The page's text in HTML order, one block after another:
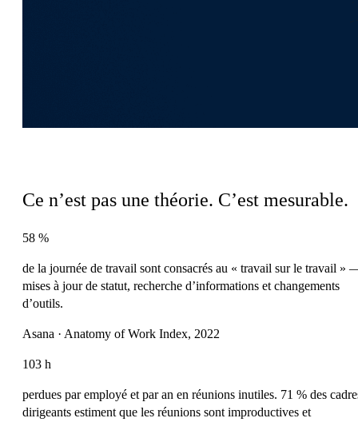
Ce n’est pas une théorie. C’est mesurable.
58 %
de la journée de travail sont consacrés au « travail sur le travail »
mises à jour de statut, recherche d’informations et changements
d’outils.
Asana · Anatomy of Work Index, 2022
103 h
perdues par employé et par an en réunions inutiles. 71 % des
dirigeants estiment que les réunions sont improductives et